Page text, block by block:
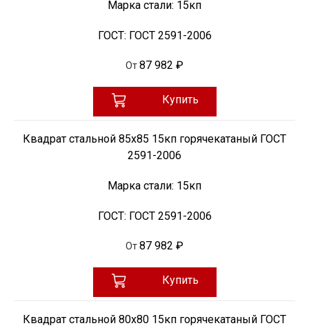
Марка стали: 15кп
ГОСТ: ГОСТ 2591-2006
От87 982 ₽
Купить
Квадрат стальной 85х85 15кп горячекатаный ГОСТ
2591-2006
Марка стали: 15кп
ГОСТ: ГОСТ 2591-2006
От87 982 ₽
Купить
Квадрат стальной 80х80 15кп горячекатаный ГОСТ